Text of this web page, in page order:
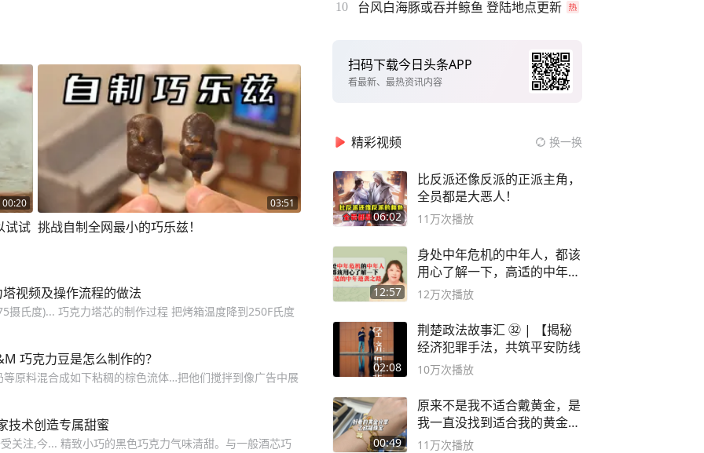
00:20
试试
03:51
挑战自制全网最小的巧乐兹！
视频及操作流程的做法
摄氏度)... 巧克力塔芯的制作过程 把烤箱温度降到250F氏度
巧克力豆是怎么制作的？
原料混合成如下粘稠的棕色流体…把他们搅拌到像广告中展
技术创造专属甜蜜
关注,今... 精致小巧的黑色巧克力气味清甜。与一般酒芯巧
10 台风白海豚或吞并鲸鱼 登陆地点更新
扫码下载今日头条APP
看最新、最热资讯内容
精彩视频 换一换
06:02
比反派还像反派的正派主角，
全员都是大恶人！
11万次播放
12:57
身处中年危机的中年人，都该
用心了解一下，高适的中年逆
袭之路
12万次播放
02:08
荆楚政法故事汇 ㉜ | 【揭秘
经济犯罪手法，共筑平安防线
10万次播放
00:49
原来不是我不适合戴黄金，是
我一直没找到适合我的黄金
😭
11万次播放